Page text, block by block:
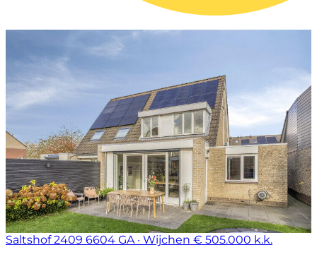
Saltshof 2409 6604 GA · Wijchen € 505.000 k.k.